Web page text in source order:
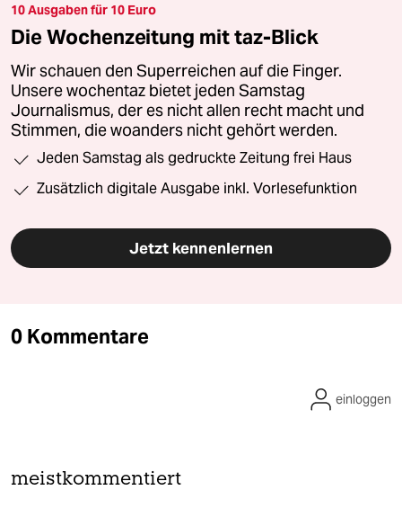
10 Ausgaben für 10 Euro
Die Wochenzeitung mit taz-Blick
Wir schauen den Superreichen auf die Finger.
Unsere wochentaz bietet jeden Samstag
Journalismus, der es nicht allen recht macht und
Stimmen, die woanders nicht gehört werden.
Jeden Samstag als gedruckte Zeitung frei Haus
Zusätzlich digitale Ausgabe inkl. Vorlesefunktion
Jetzt kennenlernen
0 Kommentare
einloggen
meistkommentiert